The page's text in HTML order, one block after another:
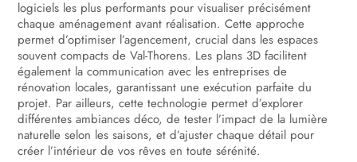
logiciels les plus performants pour visualiser précisément
chaque aménagement avant réalisation. Cette approche
permet d’optimiser l’agencement, crucial dans les espaces
souvent compacts de Val-Thorens. Les plans 3D facilitent
également la communication avec les entreprises de
rénovation locales, garantissant une exécution parfaite du
projet. Par ailleurs, cette technologie permet d’explorer
différentes ambiances déco, de tester l’impact de la lumière
naturelle selon les saisons, et d’ajuster chaque détail pour
créer l’intérieur de vos rêves en toute sérénité.